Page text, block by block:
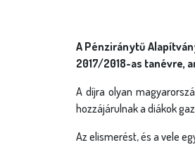
A Pénziránytű
2017/2018-as tanévre,
A díjra olyan
hozzájárulnak a diákok
Az elismerést, és a vele